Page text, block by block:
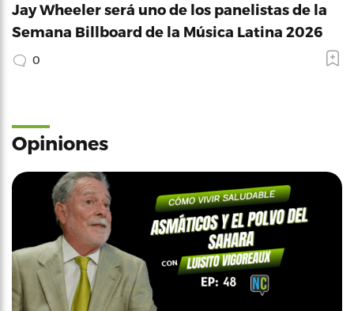
Jay Wheeler será uno de los panelistas de la
Semana Billboard de la Música Latina 2026
0
Opiniones